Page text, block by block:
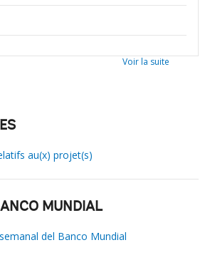
Voir la suite
au(x) projet(s)
MUNDIAL
del Banco Mundial